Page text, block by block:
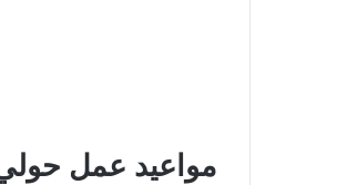
مواعيد عمل